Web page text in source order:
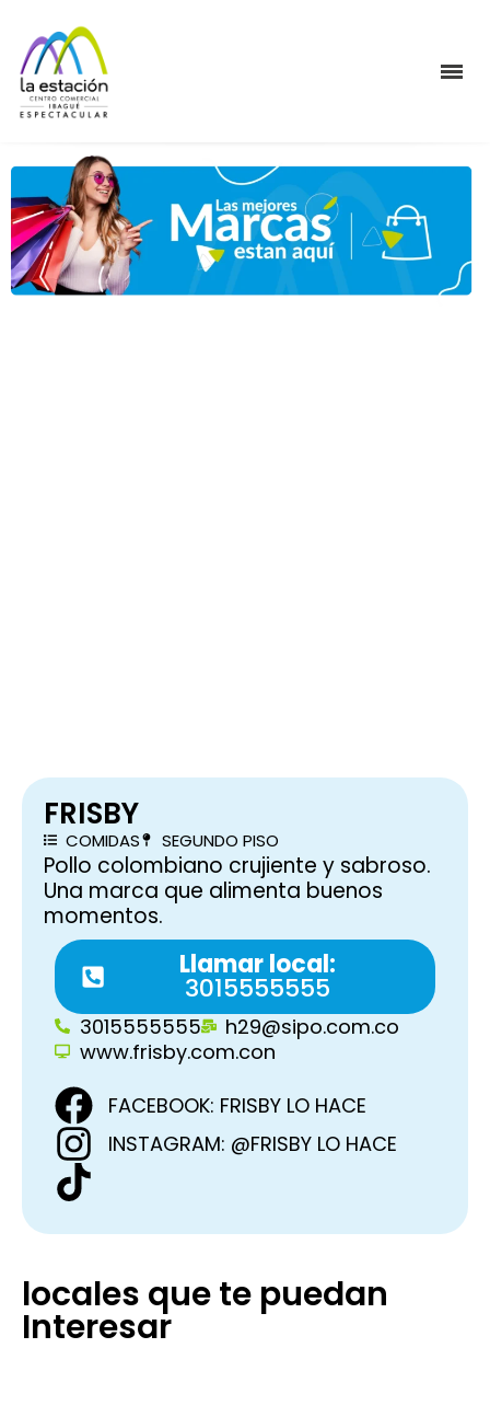
FRISBY
COMIDAS SEGUNDO PISO
Pollo colombiano crujiente y sabroso.
Una marca que alimenta buenos
momentos.
Llamar local:
3015555555
3015555555
h29@sipo.com.co
www.frisby.com.con
FACEBOOK: FRISBY LO HACE
INSTAGRAM: @FRISBY LO HACE
locales que te puedan
Interesar